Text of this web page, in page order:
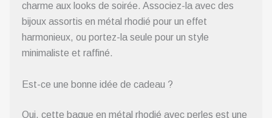
charme aux looks de soirée. Associez-la avec des
bijoux assortis en métal rhodié pour un effet
harmonieux, ou portez-la seule pour un style
minimaliste et raffiné.
Est-ce une bonne idée de cadeau ?
Oui, cette bague en métal rhodié avec perles est une